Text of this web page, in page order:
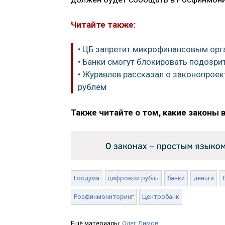
Читайте также:
• ЦБ запретит микрофинансовым
• Банки смогут блокировать
• Журавлев рассказал о
рублем
Также читайте о том, какие законы
Госдума цифровой рубль банки деньги
Росфинмониторинг Центробанк
Ещё материалы: Олег Димов